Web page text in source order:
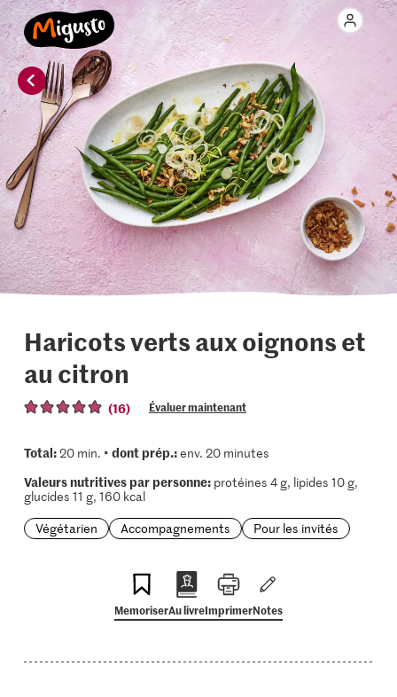
Haricots verts aux oignons et
au citron
(16) Évaluer maintenant
Total:20 min. • dont prép.:env. 20 minutes
Valeurs nutritives par personne:protéines 4 g, lipides 10 g,
glucides 11 g, 160 kcal
Végétarien
Accompagnements Pour les invités
MemoriserAu livreImprimerNotes